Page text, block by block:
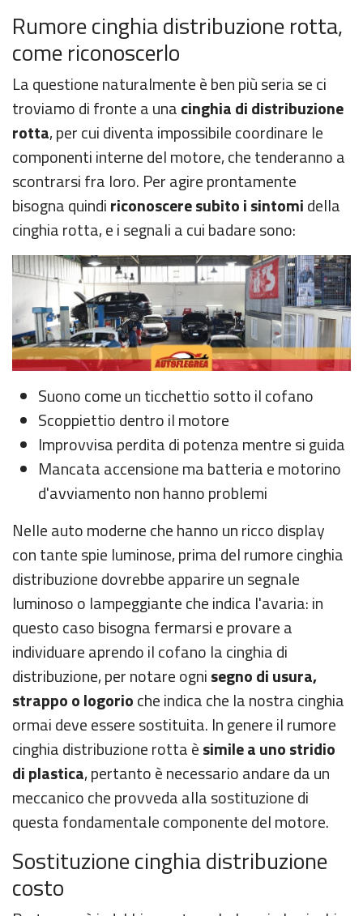
Rumore cinghia distribuzione rotta,
come riconoscerlo
La questione naturalmente è ben più seria se ci
troviamo di fronte a unacinghia di distribuzione
rotta, per cui diventa impossibile coordinare le
componenti interne del motore, che tenderanno a
scontrarsi fra loro. Per agire prontamente
bisogna quindiriconoscere subito i sintomidella
cinghia rotta, e i segnali a cui badare sono:
Suono come un ticchettio sotto il cofano
Scoppiettio dentro il motore
Improvvisa perdita di potenza mentre si guida
Mancata accensione ma batteria e motorino
d'avviamento non hanno problemi
Nelle auto moderne che hanno un ricco display
con tante spie luminose, prima del rumore cinghia
distribuzione dovrebbe apparire un segnale
luminoso o lampeggiante che indica l'avaria: in
questo caso bisogna fermarsi e provare a
individuare aprendo il cofano la cinghia di
distribuzione, per notare ognisegno di usura,
strappo o logorioche indica che la nostra cinghia
ormai deve essere sostituita. In genere il rumore
cinghia distribuzione rotta èsimile a uno stridio
di plastica, pertanto è necessario andare da un
meccanico che provveda alla sostituzione di
questa fondamentale componente del motore.
Sostituzione cinghia distribuzione
costo